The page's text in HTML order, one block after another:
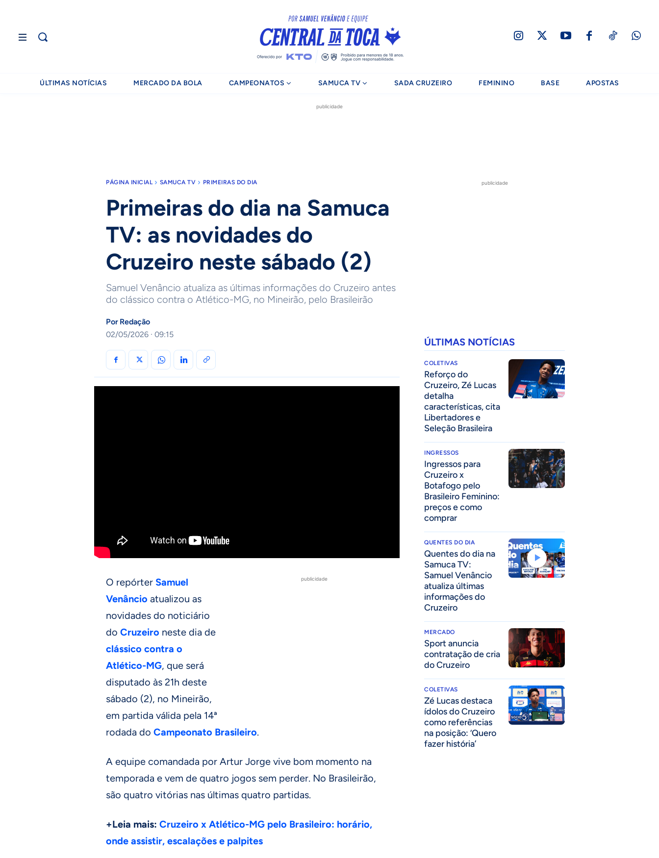
ÚLTIMAS NOTÍCIAS MERCADO DA BOLA CAMPEONATOS SAMUCA TV SADA CRUZEIRO FEMININO BASE APOSTAS
publicidade
PÁGINA INICIAL SAMUCA TV PRIMEIRAS DO DIA
Primeiras do dia na Samuca
TV: as novidades do
Cruzeiro neste sábado (2)
Samuel Venâncio atualiza as últimas informações do Cruzeiro antes
do clássico contra o Atlético-MG, no Mineirão, pelo Brasileirão
Por Redação
02/05/2026 · 09:15
publicidade
O repórter Samuel
Venâncio atualizou as
novidades do noticiário
do Cruzeiro neste dia de
clássico contra o
Atlético-MG, que será
disputado às 21h deste
sábado (2), no Mineirão,
em partida válida pela 14ª
rodada do Campeonato Brasileiro.
A equipe comandada por Artur Jorge vive bom momento na
temporada e vem de quatro jogos sem perder. No Brasileirão,
são quatro vitórias nas últimas quatro partidas.
+Leia mais: Cruzeiro x Atlético-MG pelo Brasileiro: horário,
onde assistir, escalações e palpites
publicidade
ÚLTIMAS NOTÍCIAS
COLETIVAS
⁠Reforço do
Cruzeiro, Zé Lucas
detalha
características, cita
Libertadores e
Seleção Brasileira
INGRESSOS
Ingressos para
Cruzeiro x
Botafogo pelo
Brasileiro Feminino:
preços e como
comprar
QUENTES DO DIA
Quentes do dia na
Samuca TV:
Samuel Venâncio
atualiza últimas
informações do
Cruzeiro
MERCADO
Sport anuncia
contratação de cria
do Cruzeiro
COLETIVAS
Zé Lucas destaca
ídolos do Cruzeiro
como referências
na posição: ‘Quero
fazer história’